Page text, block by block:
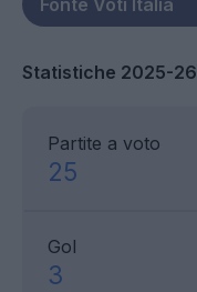
Statistiche 2025-26
Partite a voto
25
Gol
3